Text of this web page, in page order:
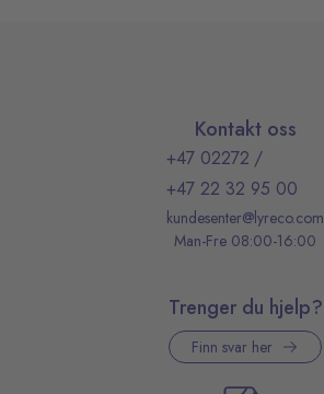
Kontakt oss
+47 02272 /
+47 22 32 95 00
kundesenter@lyreco.com
Man-Fre 08:00-16:00
Trenger du hjelp?
Finn svar her